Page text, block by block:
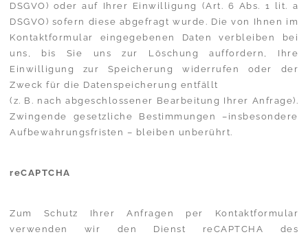
DSGVO) oder auf Ihrer Einwilligung (Art. 6 Abs. 1 lit. a
DSGVO) sofern diese abgefragt wurde. Die von Ihnen im
Kontaktformular eingegebenen Daten verbleiben bei
uns, bis Sie uns zur Löschung auffordern, Ihre
Einwilligung zur Speicherung widerrufen oder der
Zweck für die Datenspeicherung entfällt
(z. B. nach abgeschlossener Bearbeitung Ihrer Anfrage).
Zwingende gesetzliche Bestimmungen –insbesondere
Aufbewahrungsfristen – bleiben unberührt.
reCAPTCHA
Zum Schutz Ihrer Anfragen per Kontaktformular
verwenden wir den Dienst reCAPTCHA des